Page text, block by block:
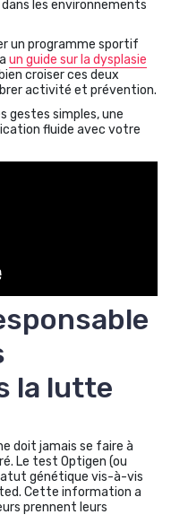
les environnements
un programme sportif
un guide sur la dysplasie
croiser ces deux
activité et prévention.
gestes simples, une
fluide avec votre
la lutte
doit jamais se faire à
Le test Optigen (ou
génétique vis-à-vis
Cette information a
prennent leurs